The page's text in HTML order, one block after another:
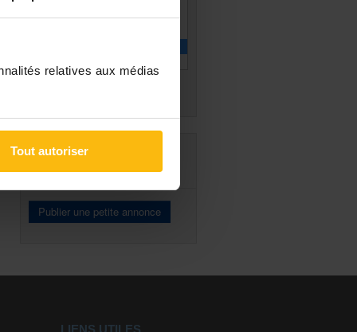
relatives aux médias
Tout autoriser
A partager
PUBLIER UNE
ANNONCE